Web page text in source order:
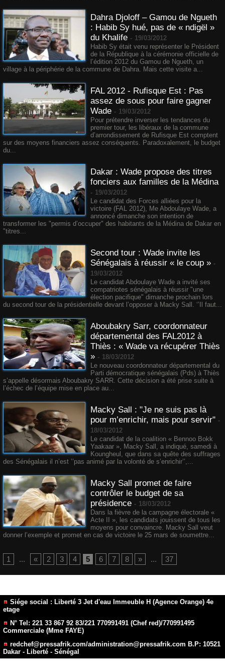
Dahra Djoloff – Gamou de Ngueth
: Habib Sy hué, pas de « ndigël »
du Khalife - 19/03/2012
Habib Sy était venu représenter le Président
de la République à la cérémonie officielle de
l’édition 2012 du Gamou de Ngueth, un
village à la périphérie de la commune de Dahra. Mais cette visite a...
FAL 2012 - Rufisque Est : Pas
assez de sous pour faire gagner
Wade - 19/03/2012
Pour prétendre inverser les tendances du
premier tour, les libéraux de la commune
d’arrondissement de Rufisque Est comptent
sur des moyens financiers assez conséquents. Paradoxalement, le budget
du...
Dakar : Wade propose des titres
fonciers aux familles de la Médina
- 19/03/2012
Le candidat des Forces alliées pour la
victoire (FAL 2012), Me Abdoulaye Wade, a
annoncé dimanche son intention de
transformer les "permis d’occuper" des habitants de la Médina de Dakar en
"titres...
Second tour : Wade invite les
Sénégalais à réussir « le coup » -
19/03/2012
Le candidat Abdoulaye Wade a invité ses
compatriotes sénégalais à réussir "une
élection pacifique" dimanche prochain lors
du second tour de la présidentielle devant l’opposer à Macky Sall. ‘’Il faut...
Aboubakry Sarr, coordonnateur
départemental des FAL2012 à
Thiès : « Wade va récupérer Thiès
» - 18/03/2012
Le nouveau coordonnateur départemental du
Parti démocratique sénégalais (Pds) à Thiès
s’appelle désormais Aboubakry SARR. Cette décision a été prise suite à
l’échec de l’équipe mise en place au...
Macky Sall : "Je ne suis pas là
pour m’enrichir, mais pour servir" -
18/03/2012
Le candidat de la coalition « Bennoo Bokk
Yaakaar », Macky Sall, a indiqué, samedi à
Koungheul, que dans sa quête des suffrages
des Sénégalais il n’est ’’pas animé par la volonté de s’enrichir’’,...
Macky Sall promet de faire
contrôler le budget de sa
présidence - 18/03/2012
Dans la fièvre de la campagne électorale «
Acte II », les candidats jouissent de tous les
moyens pour convaincre. Macky Sall veut
donner l’exemple et promet en cas de victoire le 25 mars de soumettre...
1 ... « 2 3 4 5 6 7 8 » ... 37
Siége social : Liberté 3 Jet d'eau Immeuble H (Agence Orange) 4e
etage
N° Tel: 221 33 867 92 83/221 770991491 (Chef red)/770991495
Commerciale (Mme FAYE)
redchef@pressafrik.com/administration@pressafrik.com B.P: 10521
Dakar - Liberté - Sénégal